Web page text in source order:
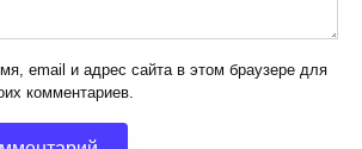
email и адрес сайта в этом браузере для
комментариев.